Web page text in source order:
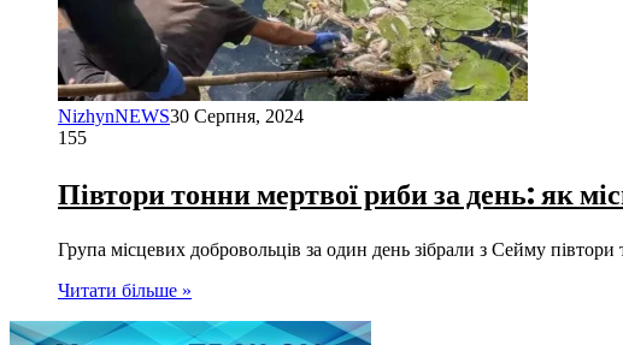
NizhynNEWS30 Серпня, 2024
155
Півтори тонни мертвої риби за день: як
Група місцевих добровольців за один день зібрали з Сейму
Читати більше »